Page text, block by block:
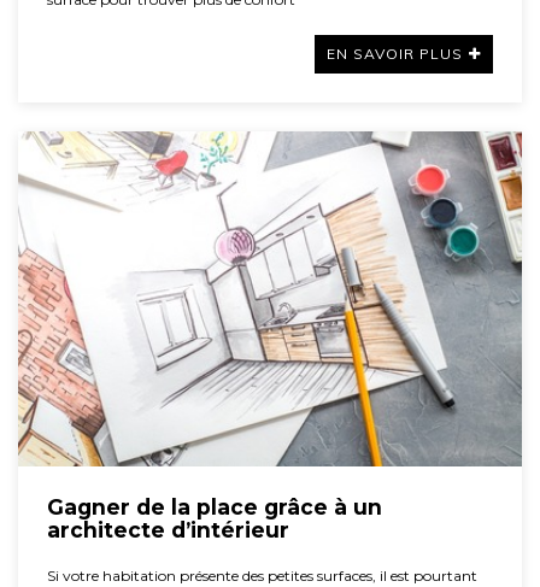
EN SAVOIR PLUS
Gagner de la place grâce à un
architecte d’intérieur
Si votre habitation présente des petites surfaces, il est pourtant